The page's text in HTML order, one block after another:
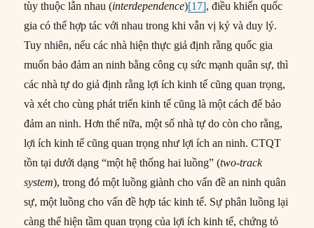
tùy thuộc lẫn nhau (interdependence)[17], điều khiến quốc
gia có thể hợp tác với nhau trong khi vẫn vị kỷ và duy lý.
Tuy nhiên, nếu các nhà hiện thực giả định rằng quốc gia
muốn bảo đảm an ninh bằng công cụ sức mạnh quân sự, thì
các nhà tự do giả định rằng lợi ích kinh tế cũng quan trọng,
và xét cho cùng phát triển kinh tế cũng là một cách để bảo
đảm an ninh. Hơn thế nữa, một số nhà tự do còn cho rằng,
lợi ích kinh tế cũng quan trọng như lợi ích an ninh. CTQT
tồn tại dưới dạng “một hệ thống hai luồng” (two-track
system), trong đó một luồng giành cho vấn đề an ninh quân
sự, một luồng cho vấn đề hợp tác kinh tế. Sự phân luồng lại
càng thể hiện tầm quan trọng của lợi ích kinh tế, chứng tỏ